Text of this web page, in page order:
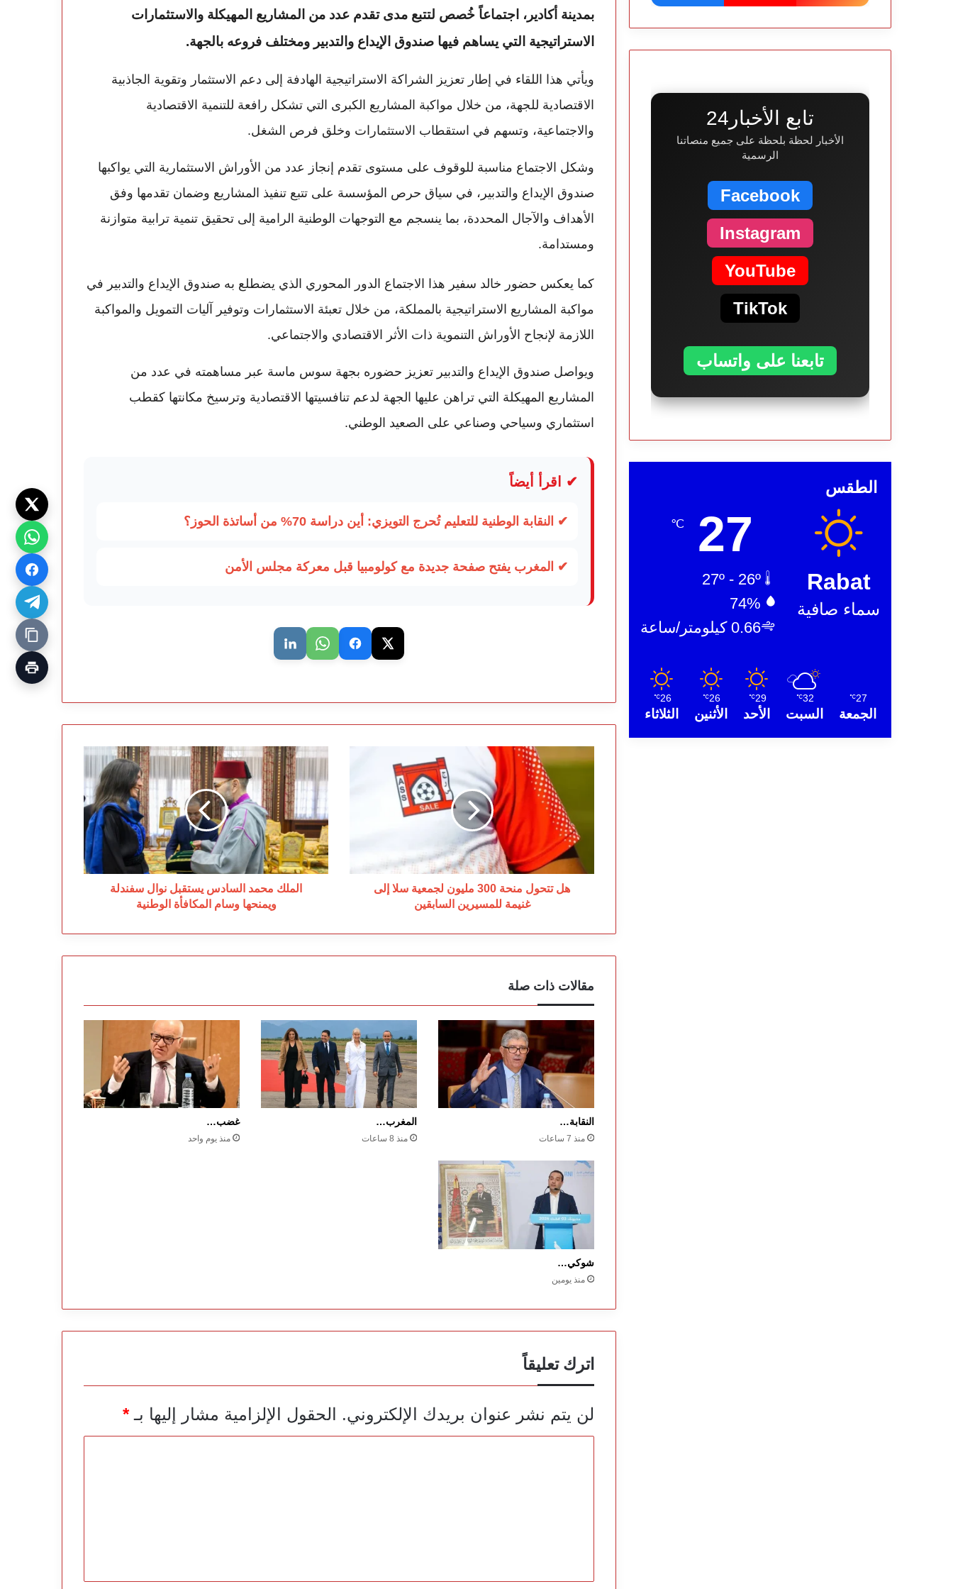
بمدينة أكادير، اجتماعاً خُصص لتتبع مدى تقدم عدد من المشاريع المهيكلة والاستثمارات
الاستراتيجية التي يساهم فيها صندوق الإيداع والتدبير ومختلف فروعه بالجهة.
ويأتي هذا اللقاء في إطار تعزيز الشراكة الاستراتيجية الهادفة إلى دعم الاستثمار وتقوية الجاذبية
الاقتصادية للجهة، من خلال مواكبة المشاريع الكبرى التي تشكل رافعة للتنمية الاقتصادية
والاجتماعية، وتسهم في استقطاب الاستثمارات وخلق فرص الشغل.
وشكل الاجتماع مناسبة للوقوف على مستوى تقدم إنجاز عدد من الأوراش الاستثمارية التي يواكبها
صندوق الإيداع والتدبير، في سياق حرص المؤسسة على تتبع تنفيذ المشاريع وضمان تقدمها وفق
الأهداف والآجال المحددة، بما ينسجم مع التوجهات الوطنية الرامية إلى تحقيق تنمية ترابية متوازنة
ومستدامة.
كما يعكس حضور خالد سفير هذا الاجتماع الدور المحوري الذي يضطلع به صندوق الإيداع والتدبير في
مواكبة المشاريع الاستراتيجية بالمملكة، من خلال تعبئة الاستثمارات وتوفير آليات التمويل والمواكبة
اللازمة لإنجاح الأوراش التنموية ذات الأثر الاقتصادي والاجتماعي.
ويواصل صندوق الإيداع والتدبير تعزيز حضوره بجهة سوس ماسة عبر مساهمته في عدد من
المشاريع المهيكلة التي تراهن عليها الجهة لدعم تنافسيتها الاقتصادية وترسيخ مكانتها كقطب
استثماري وسياحي وصناعي على الصعيد الوطني.
✔ اقرأ أيضاً
✔ النقابة الوطنية للتعليم تُحرج التويزي: أين دراسة 70% من أساتذة الحوز؟
✔ المغرب يفتح صفحة جديدة مع كولومبيا قبل معركة مجلس الأمن
تتحول
مليون
لجمعية
سلا
إلى
غنيمة
للمسيرين
هل تتحول منحة 300 مليون لجمعية سلا إلى
غنيمة للمسيرين السابقين
الملك
محمد
السادس
يستقبل
نوال
سفندلة
ويمنحها
وسام
المكافأة
الوطنيةالملك محمد السادس يستقبل نوال سفندلة
ويمنحها وسام المكافأة الوطنية
مقالات ذات صلة
النقابة…
منذ 7 ساعات
المغرب…
منذ 8 ساعات
غضب…
منذ يوم واحد
شوكي…
منذ يومين
اترك تعليقاً
لن يتم نشر عنوان بريدك الإلكتروني. الحقول الإلزامية مشار إليها بـ*
تابع الأخبار24
الأخبار لحظة بلحظة على جميع منصاتنا
الرسمية
Facebook
Instagram
YouTube
TikTok
تابعنا على واتساب
الطقس
Rabat
سماء صافية
27
℃
74%
0.66 كيلومتر/ساعة
27
℃
الجمعة
32
℃
السبت
29
℃
الأحد
26
℃
الأثنين
26
℃
الثلاثاء